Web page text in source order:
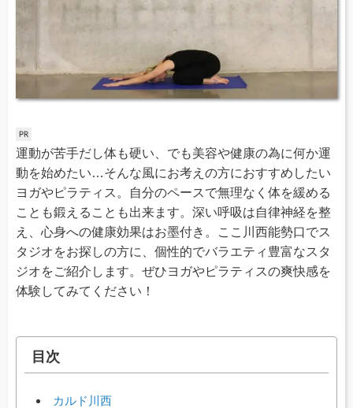
運動が苦手だし体も硬い、でも美容や健康の為に何か運
動を始めたい…そんな風にお考えの方におすすめしたい
ヨガやピラティス。自分のペースで無理なく体を緩める
ことも鍛えることも出来ます。深い呼吸は自律神経を整
え、心身への健康効果はお墨付き。ここ川西能勢口でス
タジオをお探しの方に、個性的でバラエティ豊富なスタ
ジオをご紹介します。ぜひヨガやピラティスの爽快感を
体験してみてください！
目次
カルド川西